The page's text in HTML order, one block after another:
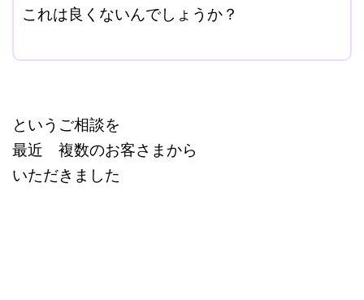
これは良くないんでしょうか？
というご相談を
最近 複数のお客さまから
いただきました